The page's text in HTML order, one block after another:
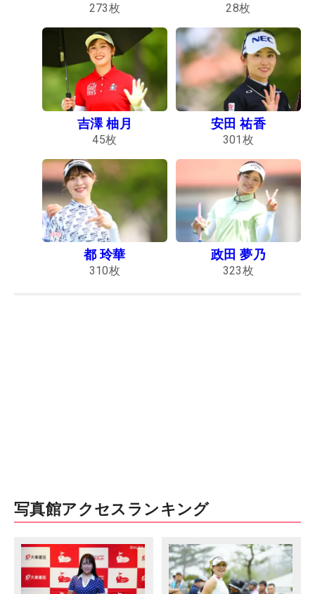
273枚 28枚
吉澤 柚月
45枚
安田 祐香
301 枚
都 玲華
310枚
政田 夢乃
323枚
写真館アクセスランキング